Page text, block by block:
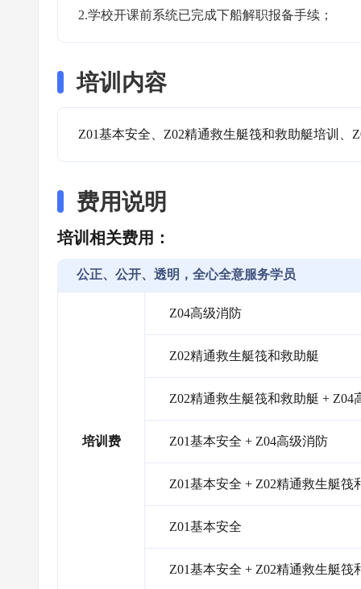
2.学校开课前系统已完成下船解职报备手续；
培训内容
Z01基本安全、Z02精通救生艇筏和救助艇培训、
费用说明
培训相关费用：
公正、公开、透明，全心全意服务学员
培训费
Z04高级消防
Z02精通救生艇筏和救助艇
Z02精通救生艇筏和救助艇 + Z04
Z01基本安全 + Z04高级消防
Z01基本安全 + Z02精通救生艇筏
Z01基本安全
Z01基本安全 + Z02精通救生艇筏